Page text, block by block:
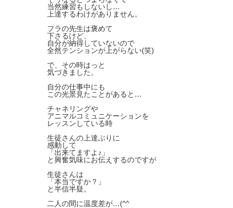
当然練習もしないし…
上達するわけがありません。
フラの先生は褒めて
下さるけど、
自分が納得していないので
全然テンションが上がらない(笑)
で、その時はっと
気づきました。
自分の仕事中にも
この光景見たことがあると…
チャネリングや
アニマルコミュニケーションを
レッスンしている時
生徒さんの上達ぶりに
感動して
「出来てますよ♪」
と興奮気味にお伝えするのですが
生徒さんは
「本当ですか？」
と半信半疑。
二人の間に温度差が…(^^ゞ